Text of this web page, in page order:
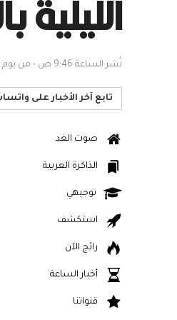
نُشر الساعة 9:46 ص - من يوم الأربعاء 22 أكتوبر / تشرين الأول 2025
تابع آخر الأخبار على
صوت الغد
الذاكرة العربية
توجيهي
استكشف
رائج الآن
أخبار الساعة
قنواتنا